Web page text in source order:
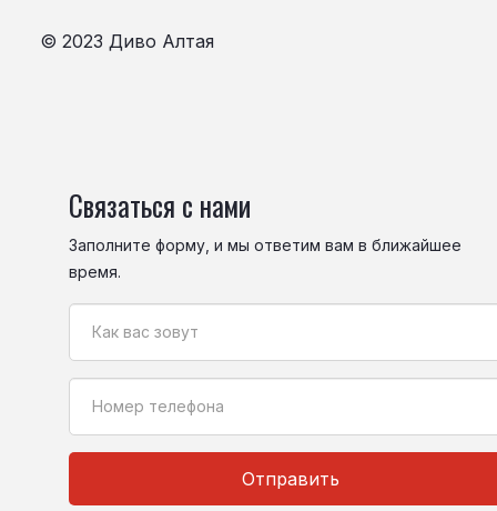
© 2023 Диво Алтая
Связаться с нами
Заполните форму, и мы ответим вам в ближайшее
время.
Отправить